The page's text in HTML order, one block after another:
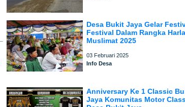
Desa Bukit Jaya Gelar
Festival Dalam Rangka
Muslimat 2025
03 Februari 2025
Info Desa
Anniversary Ke 1 Classic
Jaya Komunitas Motor